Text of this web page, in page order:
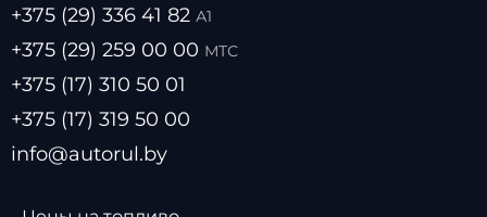
+375 (29) 336 41 82 А1
+375 (29) 259 00 00 МТС
+375 (17) 310 50 01
+375 (17) 319 50 00
info@autorul.by